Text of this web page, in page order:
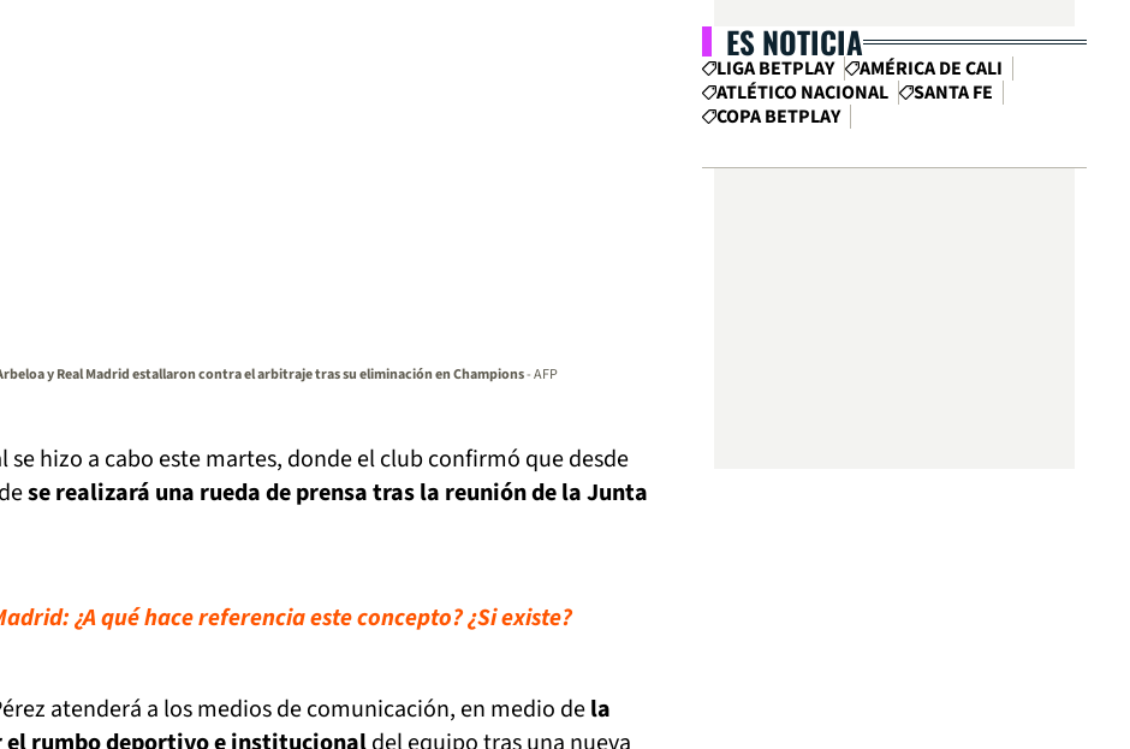
y Real Madrid estallaron contra el arbitraje tras su eliminación en Champions- AFP
se hizo a cabo este martes, donde el club confirmó que desde
se realizará una rueda de prensa tras la reunión de la Junta
¿A qué hace referencia este concepto? ¿Si existe?
atenderá a los medios de comunicación, en medio dela
ES NOTICIA
LIGA BETPLAY
AMÉRICA DE CALI
ATLÉTICO NACIONAL
SANTA FE
COPA BETPLAY